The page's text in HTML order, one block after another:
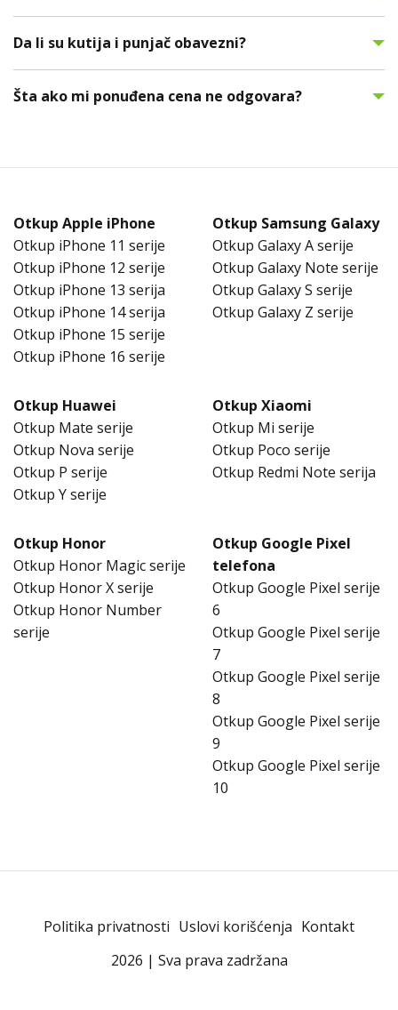
Da li su kutija i punjač obavezni?
Šta ako mi ponuđena cena ne odgovara?
Otkup Apple iPhone
Otkup iPhone 11 serije
Otkup iPhone 12 serije
Otkup iPhone 13 serija
Otkup iPhone 14 serija
Otkup iPhone 15 serije
Otkup iPhone 16 serije
Otkup Samsung Galaxy
Otkup Galaxy A serije
Otkup Galaxy Note serije
Otkup Galaxy S serije
Otkup Galaxy Z serije
Otkup Huawei
Otkup Mate serije
Otkup Nova serije
Otkup P serije
Otkup Y serije
Otkup Xiaomi
Otkup Mi serije
Otkup Poco serije
Otkup Redmi Note serija
Otkup Honor
Otkup Honor Magic serije
Otkup Honor X serije
Otkup Honor Number
serije
Otkup Google Pixel
telefona
Otkup Google Pixel serije
6
Otkup Google Pixel serije
7
Otkup Google Pixel serije
8
Otkup Google Pixel serije
9
Otkup Google Pixel serije
10
Politika privatnosti Uslovi korišćenja Kontakt
2026 | Sva prava zadržana